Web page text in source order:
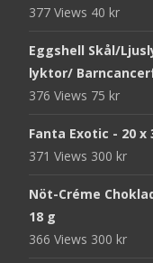
377 Views 40 kr
Eggshell Skål/
lyktor/
376 Views 75 kr
Fanta Exotic - 20 x
371 Views 300 kr
Nöt-Créme
18 g
366 Views 300 kr